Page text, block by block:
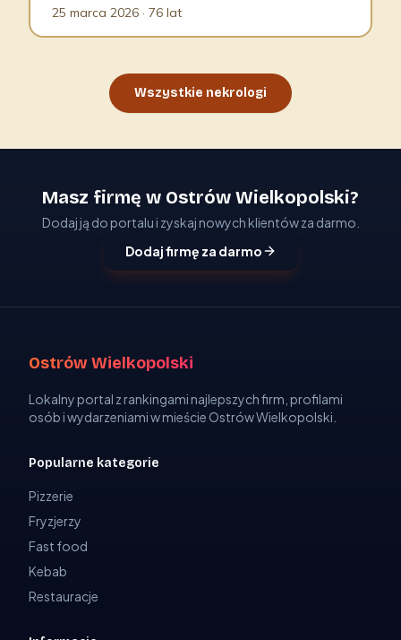
25 marca 2026 · 76 lat
Wszystkie nekrologi
Masz firmę w Ostrów Wielkopolski?
Dodaj ją do portalu i zyskaj nowych klientów za darmo.
Dodaj firmę za darmo
Ostrów Wielkopolski
Lokalny portal z rankingami najlepszych firm, profilami
osób i wydarzeniami w mieście Ostrów Wielkopolski.
Popularne kategorie
Pizzerie
Fryzjerzy
Fast food
Kebab
Restauracje